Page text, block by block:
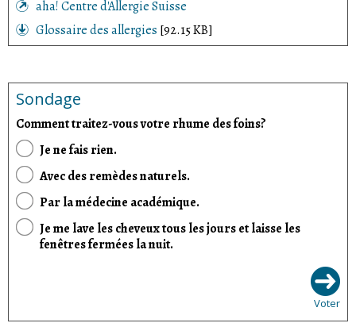
aha! Centre d'Allergie Suisse
Glossaire des allergies [92.15 KB]
Sondage
Comment traitez-vous votre rhume des foins?
Je ne fais rien.
Avec des remèdes naturels.
Par la médecine académique.
Je me lave les cheveux tous les jours et laisse les
fenêtres fermées la nuit.
Voter